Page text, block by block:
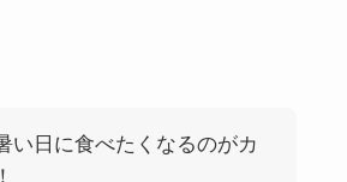
い日に食べたくなるのがカ